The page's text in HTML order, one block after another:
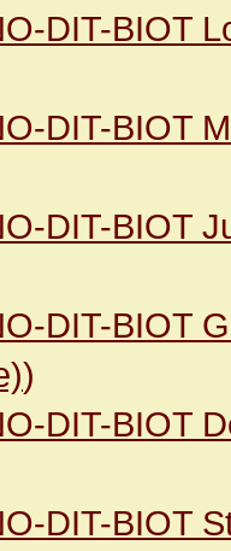
DIT-BIOT
DIT-BIOT
DIT-BIOT
DIT-BIOT
)
DIT-BIOT
DIT-BIOT